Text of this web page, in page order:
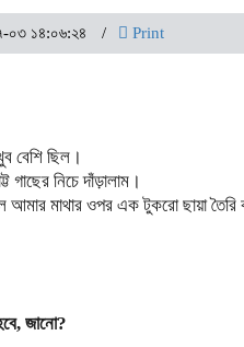
০৩ ১৪:০৬:২৪ Print
বেশি ছিল।
নিচে দাঁড়ালাম।
আমার মাথার ওপর এক টুকরো ছায়া তৈরি
জানো?